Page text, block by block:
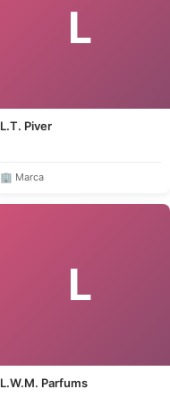
L
L.T. Piver
🏢 Marca
L
L.W.M. Parfums